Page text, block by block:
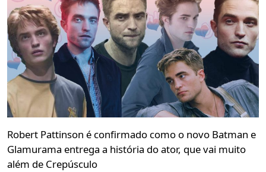
Robert Pattinson é confirmado como o novo Batman e
Glamurama entrega a história do ator, que vai muito
além de Crepúsculo